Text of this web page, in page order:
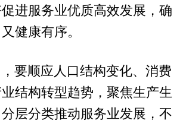
进服务业优质高效发展，确
健康有序。
要顺应人口结构变化、消费
结构转型趋势，聚焦生产生
层分类推动服务业发展，不